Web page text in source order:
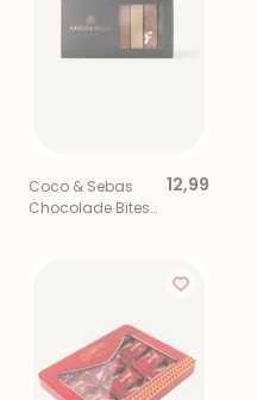
Coco & Sebas
Chocolade Bites
12,99